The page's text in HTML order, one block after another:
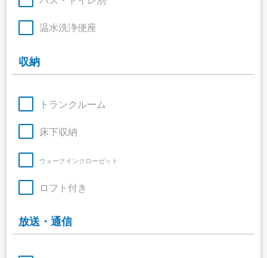
温水洗浄便座
収納
トランクルーム
床下収納
ウォークインクローゼット
ロフト付き
放送・通信